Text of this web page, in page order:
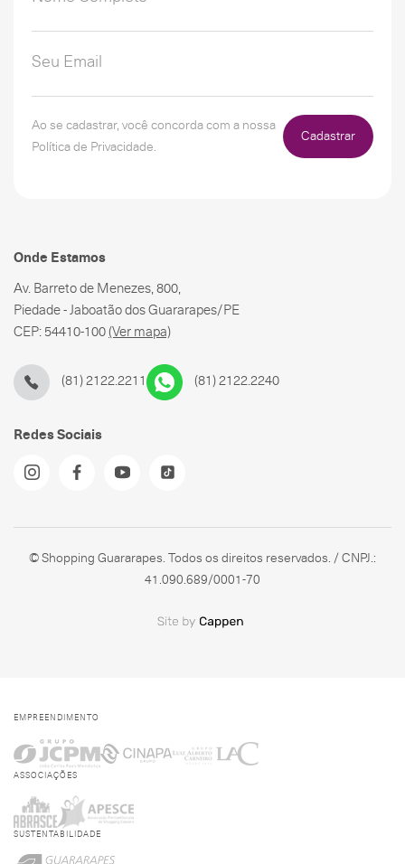
Ao se cadastrar, você concorda com a nossa
Política de Privacidade.
Cadastrar
Onde Estamos
Av. Barreto de Menezes, 800,
Piedade - Jaboatão dos Guararapes/PE
CEP: 54410-100(Ver mapa)
Redes Sociais
(81) 2122.2211 (81) 2122.2240
© Shopping Guararapes. Todos os direitos reservados. / CNPJ.:
41.090.689/0001-70
EMPREENDIMENTO
ASSOCIAÇÕES
SUSTENTABILIDADE